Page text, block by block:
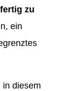
zu
ein
in diesem